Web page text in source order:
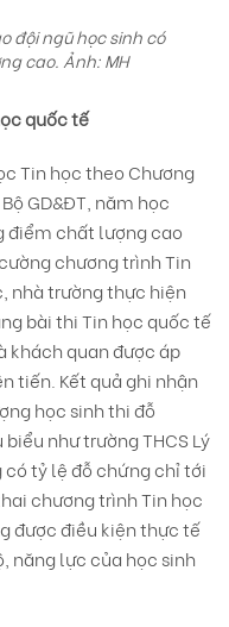
đội ngũ học sinh có
cao. Ảnh: MH
quốc tế
Tin học theo Chương
GD&ĐT, năm học
điểm chất lượng cao
chương trình Tin
nhà trường thực hiện
bài thi Tin học quốc tế
khách quan được áp
tiến. Kết quả ghi nhận
học sinh thi đỗ
như trường THCS Lý
có tỷ lệ đỗ chứng chỉ tới
chương trình Tin học
được điều kiện thực tế
năng lực của học sinh